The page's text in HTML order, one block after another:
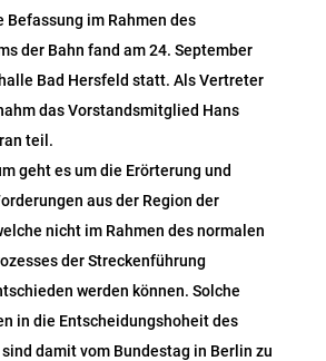
Befassung im Rahmen des
der Bahn fand am 24. September
Bad Hersfeld statt. Als Vertreter
das Vorstandsmitglied Hans
teil.
geht es um die Erörterung und
aus der Region der
nicht im Rahmen des normalen
der Streckenführung
werden können. Solche
in die Entscheidungshoheit des
damit vom Bundestag in Berlin zu